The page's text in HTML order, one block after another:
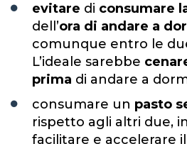
evitare di consumare
dell’ora di andare a
comunque entro le
L’ideale sarebbe
prima di andare a
consumare un pasto
rispetto agli altri due,
facilitare e accelerare